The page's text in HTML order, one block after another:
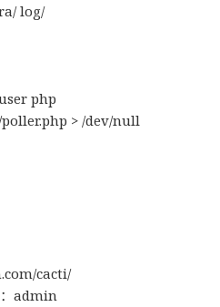
log/
php
> /dev/null
cacti/
admin